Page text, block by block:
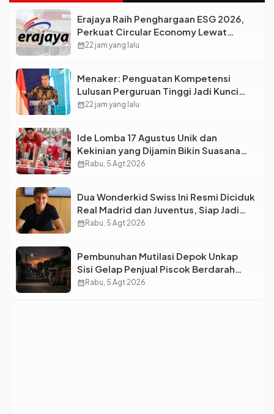
Erajaya Raih Penghargaan ESG 2026,
Perkuat Circular Economy Lewat
Pengelolaan Limbah Berkelanjutan
calendar_month22 jam yang lalu
Menaker: Penguatan Kompetensi
Lulusan Perguruan Tinggi Jadi Kunci
Menjawab Kebutuhan Dunia Kerja
calendar_month22 jam yang lalu
Ide Lomba 17 Agustus Unik dan
Kekinian yang Dijamin Bikin Suasana
Makin Pecah
calendar_month Rabu, 5 Agt 2026
Dua Wonderkid Swiss Ini Resmi Diciduk
Real Madrid dan Juventus, Siap Jadi
Bintang Baru Eropa
calendar_month Rabu, 5 Agt 2026
Pembunuhan Mutilasi Depok Unkap
Sisi Gelap Penjual Piscok Berdarah
Dingin
calendar_month Rabu, 5 Agt 2026